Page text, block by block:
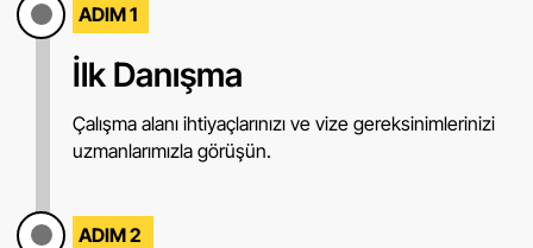
ADIM 1
İlk Danışma
Çalışma alanı ihtiyaçlarınızı ve vize gereksinimlerinizi
uzmanlarımızla görüşün.
ADIM 2